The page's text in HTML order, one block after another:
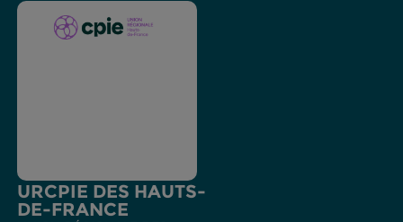
URCPIE DES HAUTS-
DE-FRANCE